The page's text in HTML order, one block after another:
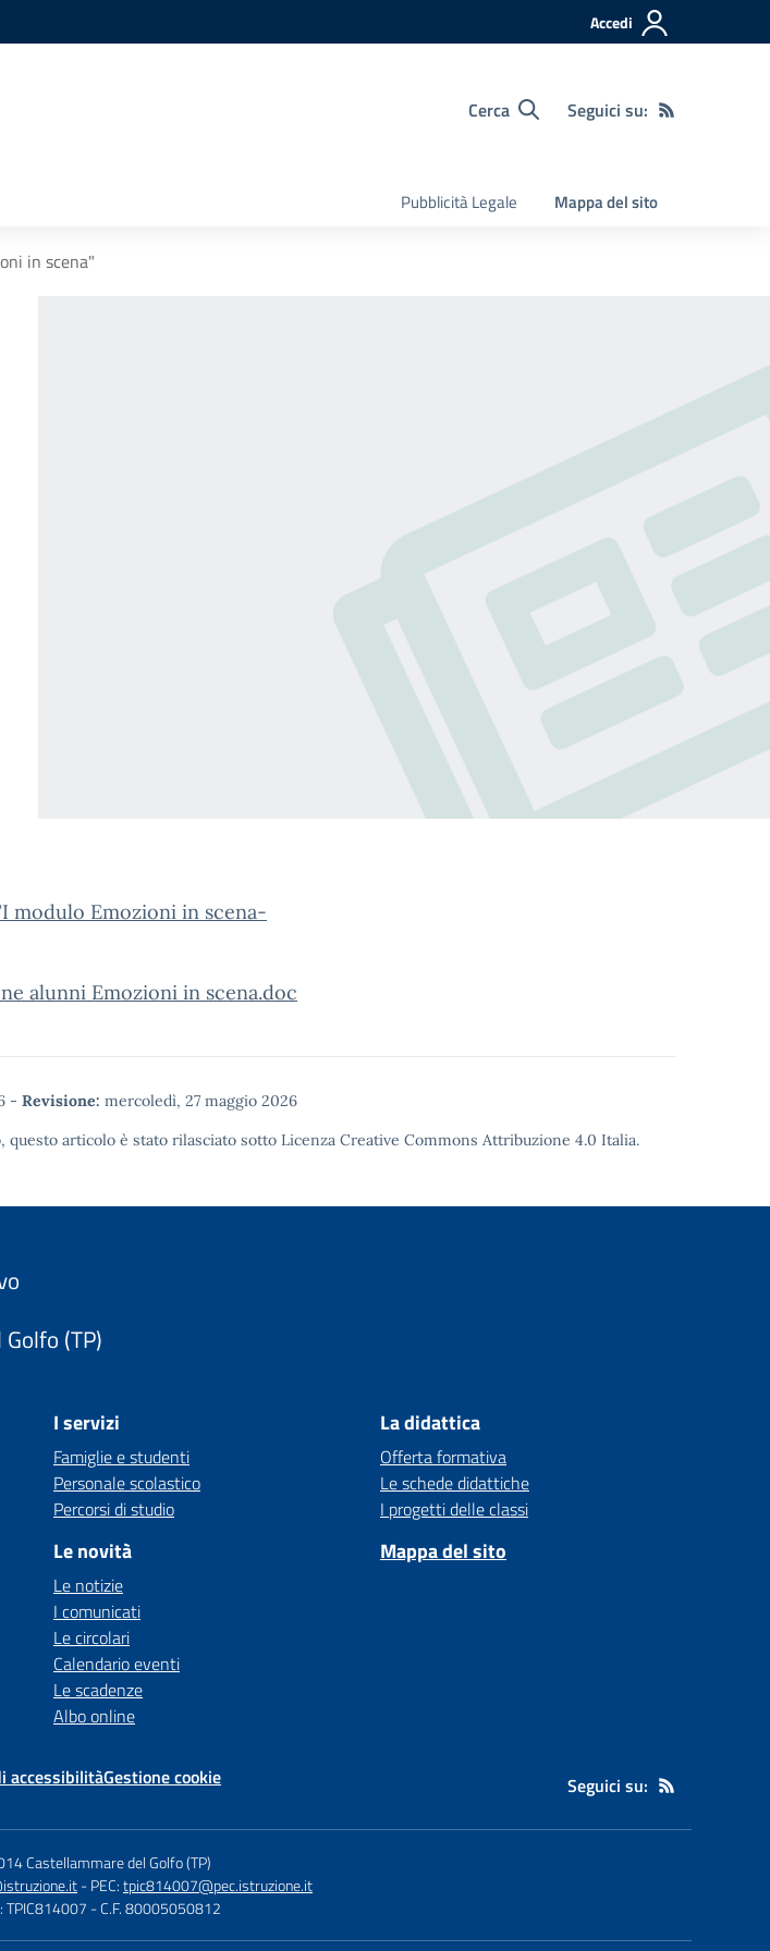
Accedi
Cerca Seguici su:
Pubblicità Legale Mappa del sito
in scena"
modulo Emozioni in scena-
alunni Emozioni in scena.doc
- Revisione: mercoledì, 27 maggio 2026
questo articolo è stato rilasciato sotto Licenza Creative Commons Attribuzione 4.0 Italia.
(TP)
I servizi
Famiglie e studenti
Personale scolastico
Percorsi di studio
Le novità
Le notizie
I comunicati
Le circolari
Calendario eventi
Le scadenze
Albo online
La didattica
Offerta formativa
Le schede didattiche
I progetti delle classi
Mappa del sito
accessibilitàGestione cookie Seguici su:
Castellammare del Golfo (TP)
- PEC:tpic814007@pec.istruzione.it
TPIC814007 - C.F. 80005050812